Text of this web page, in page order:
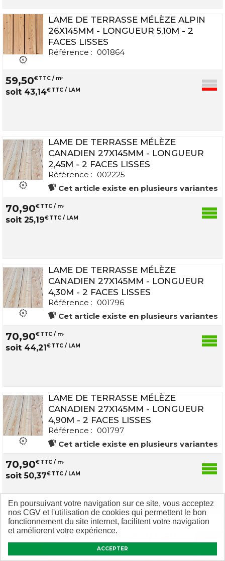
ACCEPTER
En poursuivant votre navigation sur ce site, vous acceptez
nos CGV et l'utilisation de cookies qui permettent le bon
fonctionnement du site internet, facilitent votre navigation
et améliorent votre expérience.
LAME DE TERRASSE MÉLÈZE ALPIN
26X145MM - LONGUEUR 5,10M - 2
FACES LISSES
Référence : 001864
59,50€TTC / m2
soit 43,14€TTC / LAM
LAME DE TERRASSE MÉLÈZE
CANADIEN 27X145MM - LONGUEUR
2,45M - 2 FACES LISSES
Référence : 002225
Cet article existe en plusieurs variantes
70,90€TTC / m2
soit 25,19€TTC / LAM
LAME DE TERRASSE MÉLÈZE
CANADIEN 27X145MM - LONGUEUR
4,30M - 2 FACES LISSES
Référence : 001796
Cet article existe en plusieurs variantes
70,90€TTC / m2
soit 44,21€TTC / LAM
LAME DE TERRASSE MÉLÈZE
CANADIEN 27X145MM - LONGUEUR
4,90M - 2 FACES LISSES
Référence : 001797
Cet article existe en plusieurs variantes
70,90€TTC / m2
soit50,37€TTC / LAM
LAME DE TERRASSE PADOUK
21X145MM - LONGUEUR 1,25M
000360